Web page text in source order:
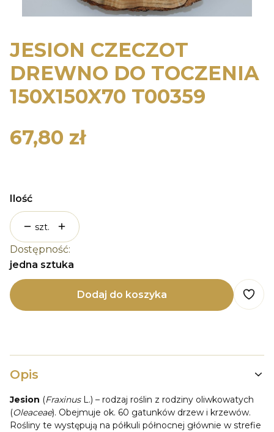
JESION CZECZOT
DREWNO DO TOCZENIA
150X150X70 T00359
Cena
67,80 zł
Ilość
szt.
Dostępność:
jedna sztuka
Dodaj do koszyka
Opis
Jesion (FraxinusL.) – rodzaj roślin z rodziny oliwkowatych
(Oleaceae). Obejmuje ok. 60 gatunków drzew i krzewów.
Rośliny te występują na półkuli północnej głównie w strefie